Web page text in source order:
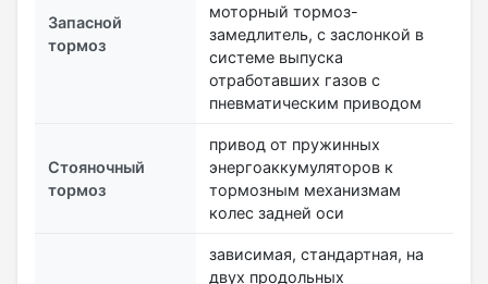
Запасной
тормоз
моторный тормоз-
замедлитель, с заслонкой в
системе выпуска
отработавших газов с
пневматическим приводом
Стояночный
тормоз
привод от пружинных
энергоаккумуляторов к
тормозным механизмам
колес задней оси
зависимая, стандартная, на
двух продольных